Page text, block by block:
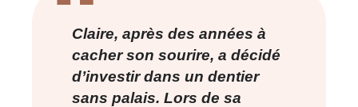
Claire, après des années à
cacher son sourire, a décidé
d’investir dans un dentier
sans palais. Lors de sa